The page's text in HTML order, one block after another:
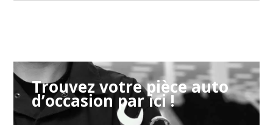
Trouvez votre pièce auto
d’occasion par ici !